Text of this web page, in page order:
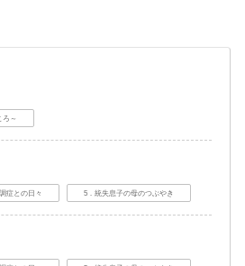
ろ～
症との日々 5．統失息子の母のつぶやき